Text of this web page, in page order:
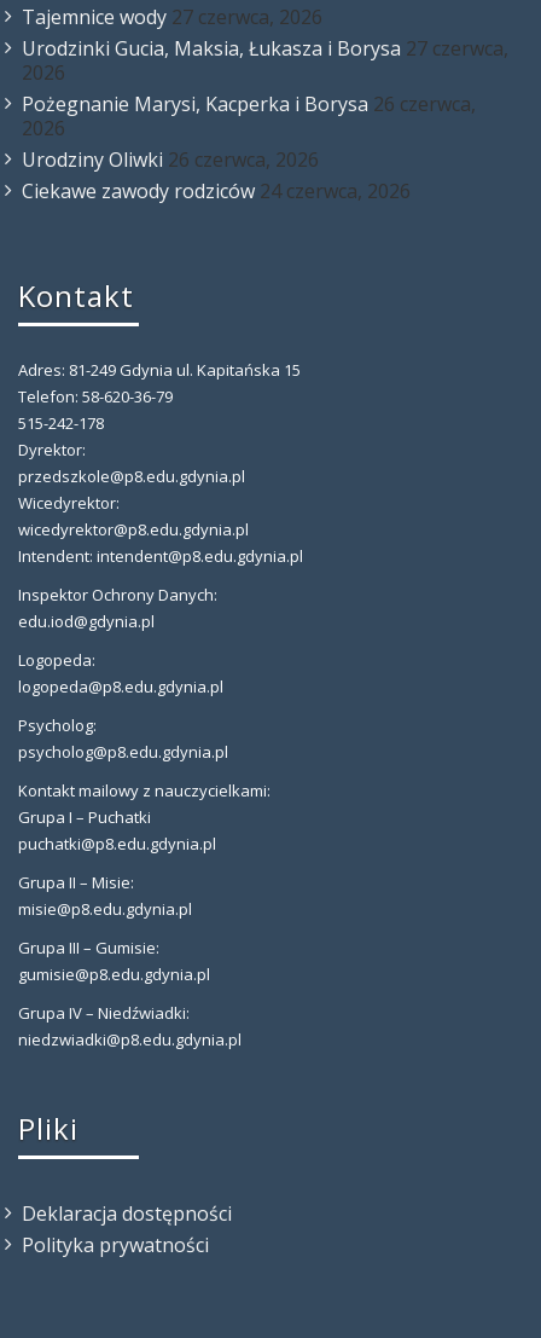
Tajemnice wody 27 czerwca, 2026
Urodzinki Gucia, Maksia, Łukasza i Borysa 27 czerwca,
2026
Pożegnanie Marysi, Kacperka i Borysa 26 czerwca,
2026
Urodziny Oliwki 26 czerwca, 2026
Ciekawe zawody rodziców 24 czerwca, 2026
Kontakt
Adres: 81-249 Gdynia ul. Kapitańska 15
Telefon: 58-620-36-79
515-242-178
Dyrektor:
przedszkole@p8.edu.gdynia.pl
Wicedyrektor:
wicedyrektor@p8.edu.gdynia.pl
Intendent: intendent@p8.edu.gdynia.pl
Inspektor Ochrony Danych:
edu.iod@gdynia.pl
Logopeda:
logopeda@p8.edu.gdynia.pl
Psycholog:
psycholog@p8.edu.gdynia.pl
Kontakt mailowy z nauczycielkami:
Grupa I – Puchatki
puchatki@p8.edu.gdynia.pl
Grupa II – Misie:
misie@p8.edu.gdynia.pl
Grupa III – Gumisie:
gumisie@p8.edu.gdynia.pl
Grupa IV – Niedźwiadki:
niedzwiadki@p8.edu.gdynia.pl
Pliki
Deklaracja dostępności
Polityka prywatności